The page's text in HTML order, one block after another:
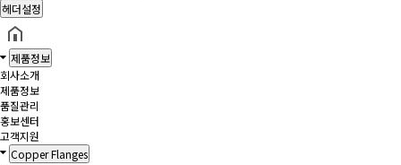
헤더설정
제품정보
회사소개
제품정보
품질관리
홍보센터
고객지원
Copper Flanges